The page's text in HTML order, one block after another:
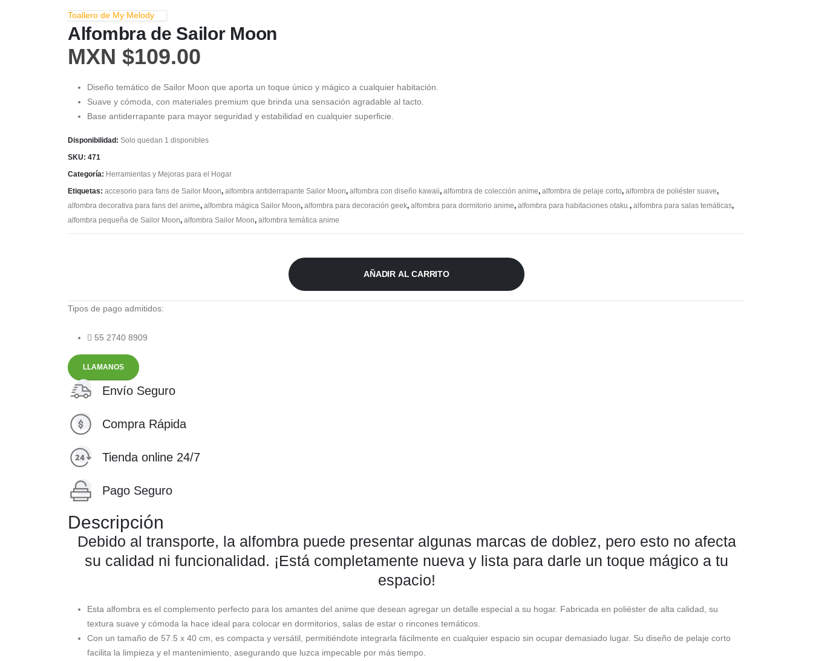
Toallero de My Melody
Alfombra de Sailor Moon
MXN $109.00
Diseño temático de Sailor Moon que aporta un toque único y mágico a cualquier habitación.
Suave y cómoda, con materiales premium que brinda una sensación agradable al tacto.
Base antiderrapante para mayor seguridad y estabilidad en cualquier superficie.
Disponibilidad: Solo quedan 1 disponibles
SKU: 471
Categoría: Herramientas y Mejoras para el Hogar
Etiquetas: accesorio para fans de Sailor Moon, alfombra antiderrapante Sailor Moon, alfombra con diseño kawaii, alfombra de colección anime, alfombra de pelaje corto, alfombra de poliéster suave,
alfombra decorativa para fans del anime, alfombra mágica Sailor Moon, alfombra para decoración geek, alfombra para dormitorio anime, alfombra para habitaciones otaku., alfombra para salas temáticas,
alfombra pequeña de Sailor Moon, alfombra Sailor Moon, alfombra temática anime
AÑADIR AL CARRITO
Tipos de pago admitidos:
55 2740 8909
LLAMANOS
Envío Seguro
Compra Rápida
Tienda online 24/7
Pago Seguro
Descripción
Debido al transporte, la alfombra puede presentar algunas marcas de doblez, pero esto no afecta
su calidad ni funcionalidad. ¡Está completamente nueva y lista para darle un toque mágico a tu
espacio!
Esta alfombra es el complemento perfecto para los amantes del anime que desean agregar un detalle especial a su hogar. Fabricada en poliéster de alta calidad, su
textura suave y cómoda la hace ideal para colocar en dormitorios, salas de estar o rincones temáticos.
Con un tamaño de 57.5 x 40 cm, es compacta y versátil, permitiéndote integrarla fácilmente en cualquier espacio sin ocupar demasiado lugar. Su diseño de pelaje corto
facilita la limpieza y el mantenimiento, asegurando que luzca impecable por más tiempo.